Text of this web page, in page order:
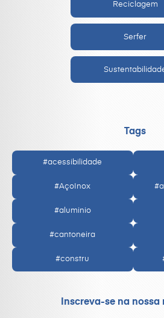
Reciclagem
Serfer
Tags
#acessibilidade
#AçoInox
#aluminio
#cantoneira
#constru
Inscreva-se na nossa